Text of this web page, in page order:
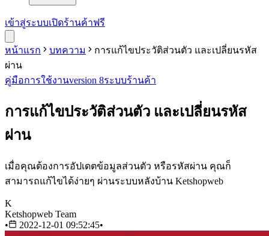
เข้าสู่ระบบเปิดร้านค้าฟรี
หน้าแรก บทความ
การแก้ไขประวัติส่วนตัว และเปลี่ยนรหัส
ผ่าน
คู่มือการใช้งานversion 8ระบบร้านค้า
การแก้ไขประวัติส่วนตัว และเปลี่ยนรหัส
ผ่าน
เมื่อคุณต้องการอัปเดตข้อมูลส่วนตัว หรือรหัสผ่าน คุณก็
สามารถแก้ไขได้ง่ายๆ ผ่านระบบหลังบ้าน Ketshopweb
K
Ketshopweb Team
•
2022-12-01 09:52:45•